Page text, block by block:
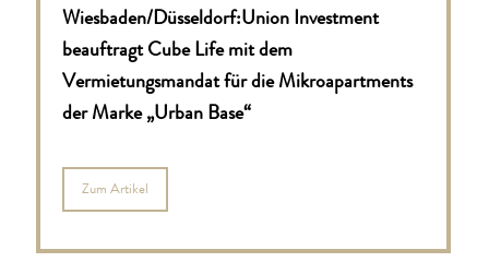
Wiesbaden/Düsseldorf:Union Investment
beauftragt Cube Life mit dem
Vermietungsmandat für die Mikroapartments
der Marke „Urban Base“
Zum Artikel